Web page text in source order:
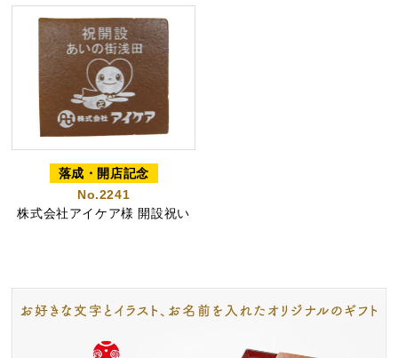
お知らせ
お問い合わせ
名入れカステラ（オリジナル）
落成・開店記念
No.2241
株式会社アイケア様 開設祝い